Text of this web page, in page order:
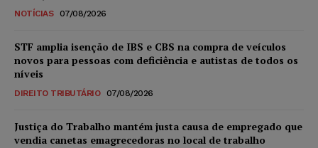
NOTÍCIAS 07/08/2026
STF amplia isenção de IBS e CBS na compra de veículos
novos para pessoas com deficiência e autistas de todos os
níveis
DIREITO TRIBUTÁRIO 07/08/2026
Justiça do Trabalho mantém justa causa de empregado que
vendia canetas emagrecedoras no local de trabalho